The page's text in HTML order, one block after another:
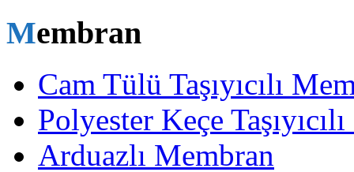
Membran
Cam Tülü Taşıyıcılı
Polyester Keçe
Arduazlı Membran